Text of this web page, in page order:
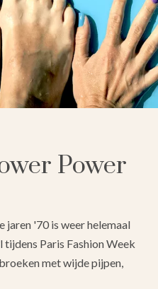
Power
jaren '70 is weer helemaal
tijdens Paris Fashion Week
met wijde pijpen,